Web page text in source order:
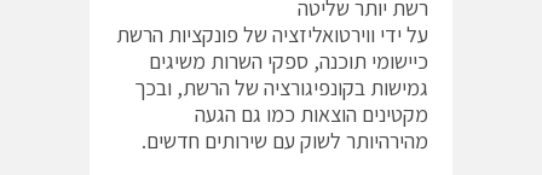
רשת יותר שליטה
על ידי ווירטואליזציה של פונקציות הרשת
כיישומי תוכנה, ספקי השרות משיגים
גמישות בקונפיגורציה של הרשת, ובכך
מקטינים הוצאות כמו גם הגעה
מהירהיותר לשוק עם שירותים חדשים.